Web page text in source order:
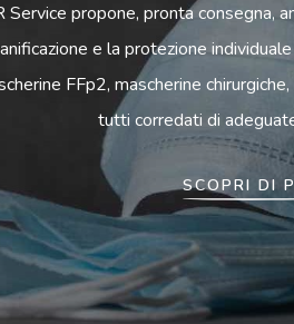
Service propone, pronta consegna,
e la protezione
FFp2, mascherine
tutti corredati di
SCOPRI DI